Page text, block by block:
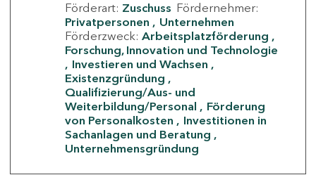
Förderart: Zuschuss Fördernehmer:
Privatpersonen
Unternehmen
Förderzweck: Arbeitsplatzförderung
Forschung, Innovation und Technologie
Investieren und Wachsen
Existenzgründung
Qualifizierung/Aus- und
Weiterbildung/Personal
Förderung
von Personalkosten
Investitionen in
Sachanlagen und Beratung
Unternehmensgründung